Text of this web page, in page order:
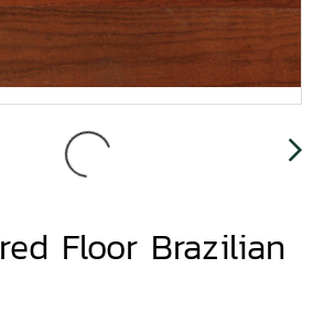
Floor Brazilian